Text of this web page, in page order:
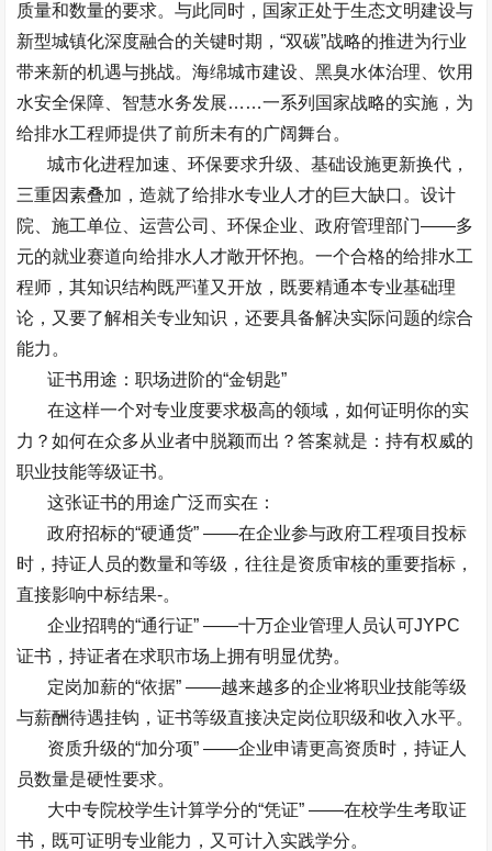
质量和数量的要求。与此同时，国家正处于生态文明建设与
新型城镇化深度融合的关键时期，“双碳”战略的推进为行业
带来新的机遇与挑战。海绵城市建设、黑臭水体治理、饮用
水安全保障、智慧水务发展……一系列国家战略的实施，为
给排水工程师提供了前所未有的广阔舞台。
城市化进程加速、环保要求升级、基础设施更新换代，
三重因素叠加，造就了给排水专业人才的巨大缺口。设计
院、施工单位、运营公司、环保企业、政府管理部门——多
元的就业赛道向给排水人才敞开怀抱。一个合格的给排水工
程师，其知识结构既严谨又开放，既要精通本专业基础理
论，又要了解相关专业知识，还要具备解决实际问题的综合
能力。
证书用途：职场进阶的“金钥匙”
在这样一个对专业度要求极高的领域，如何证明你的实
力？如何在众多从业者中脱颖而出？答案就是：持有权威的
职业技能等级证书。
这张证书的用途广泛而实在：
政府招标的“硬通货” ——在企业参与政府工程项目投标
时，持证人员的数量和等级，往往是资质审核的重要指标，
直接影响中标结果-。
企业招聘的“通行证” ——十万企业管理人员认可JYPC
证书，持证者在求职市场上拥有明显优势。
定岗加薪的“依据” ——越来越多的企业将职业技能等级
与薪酬待遇挂钩，证书等级直接决定岗位职级和收入水平。
资质升级的“加分项” ——企业申请更高资质时，持证人
员数量是硬性要求。
大中专院校学生计算学分的“凭证” ——在校学生考取证
书，既可证明专业能力，又可计入实践学分。